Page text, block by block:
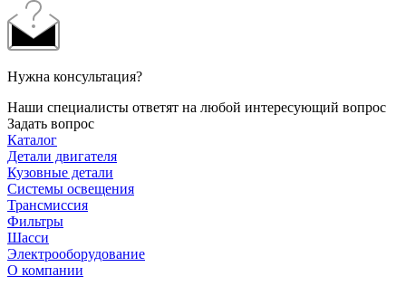
Нужна консультация?
Наши специалисты ответят на любой интересующий вопрос
Задать вопрос
Каталог
Детали двигателя
Кузовные детали
Системы освещения
Трансмиссия
Фильтры
Шасси
Электрооборудование
О компании